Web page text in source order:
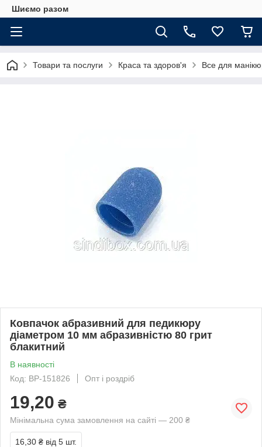
Шиємо разом
Товари та послуги Краса та здоров'я Все для
Ковпачок абразивний для педикюру
діаметром 10 мм абразивністю 80 грит
блакитний
В наявності
Код: ВР-151826
Опт і роздріб
19,20 ₴
Мінімальна сума замовлення на сайті — 200 ₴
16,30 ₴ від 5 шт.